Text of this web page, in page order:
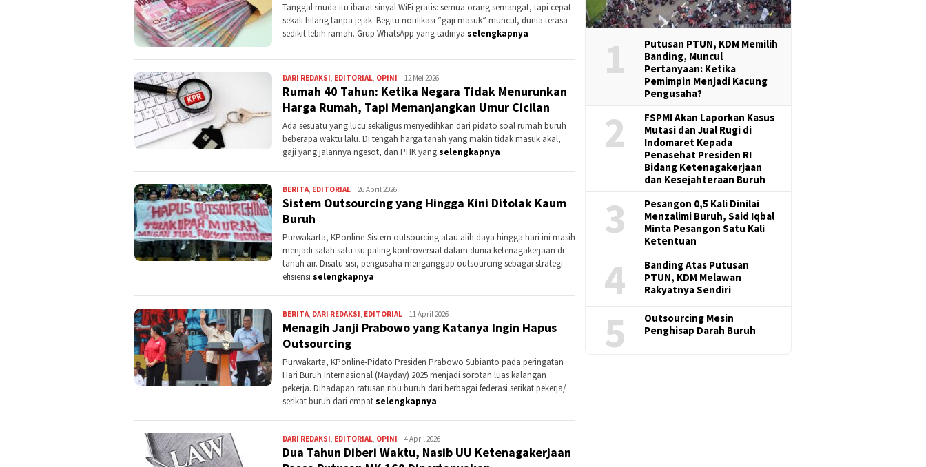
Tanggal muda itu ibarat sinyal WiFi gratis: semua orang semangat, tapi cepat
sekali hilang tanpa jejak. Begitu notifikasi “gaji masuk” muncul, dunia terasa
sedikit lebih ramah. Grup WhatsApp yang tadinya selengkapnya
DARI REDAKSI, EDITORIAL, OPINI Suhari
Ete
12 Mei 2026
Rumah 40 Tahun: Ketika Negara Tidak Menurunkan
Harga Rumah, Tapi Memanjangkan Umur Cicilan
Ada sesuatu yang lucu sekaligus menyedihkan dari pidato soal rumah buruh
beberapa waktu lalu. Di tengah harga tanah yang makin tidak masuk akal,
gaji yang jalannya ngesot, dan PHK yangselengkapnya
BERITA, EDITORIAL Kontributor
Purwakarta
26 April 2026
Sistem Outsourcing yang Hingga Kini Ditolak Kaum
Buruh
Purwakarta, KPonline-Sistem outsourcing atau alih daya hingga hari ini masih
menjadi salah satu isu paling kontroversial dalam dunia ketenagakerjaan di
tanah air. Disatu sisi, pengusaha menganggap outsourcing sebagai strategi
efisiensi selengkapnya
BERITA, DARI REDAKSI, EDITORIAL Kontributor
Purwakarta
11 April 2026
Menagih Janji Prabowo yang Katanya Ingin Hapus
Outsourcing
Purwakarta, KPonline-Pidato Presiden Prabowo Subianto pada peringatan
Hari Buruh Internasional (Mayday) 2025 menjadi sorotan luas kalangan
pekerja. Dihadapan ratusan ribu buruh dari berbagai federasi serikat pekerja/
serikat buruh dari empatselengkapnya
DARI REDAKSI, EDITORIAL, OPINI Redaksi
KPonline
4 April 2026
Dua Tahun Diberi Waktu, Nasib UU Ketenagakerjaan
1
Putusan PTUN, KDM Memilih
Banding, Muncul
Pertanyaan: Ketika
Pemimpin Menjadi Kacung
Pengusaha?
2
FSPMI Akan Laporkan Kasus
Mutasi dan Jual Rugi di
Indomaret Kepada
Penasehat Presiden RI
Bidang Ketenagakerjaan
dan Kesejahteraan Buruh
3
Pesangon 0,5 Kali Dinilai
Menzalimi Buruh, Said Iqbal
Minta Pesangon Satu Kali
Ketentuan
4
Banding Atas Putusan
PTUN, KDM Melawan
Rakyatnya Sendiri
5
Outsourcing Mesin
Penghisap Darah Buruh